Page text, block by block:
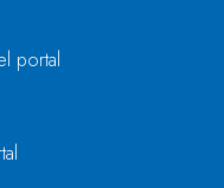
el campo
portal